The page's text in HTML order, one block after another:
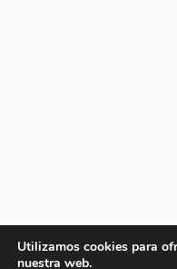
Utilizamos cookies para
nuestra web.